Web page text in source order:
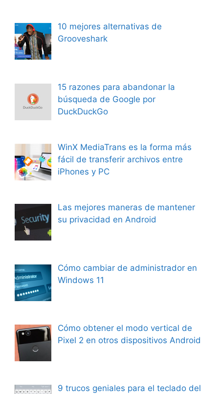
10 mejores alternativas de
Grooveshark
15 razones para abandonar la
búsqueda de Google por
DuckDuckGo
WinX MediaTrans es la forma más
fácil de transferir archivos entre
iPhones y PC
Las mejores maneras de mantener
su privacidad en Android
Cómo cambiar de administrador en
Windows 11
Cómo obtener el modo vertical de
Pixel 2 en otros dispositivos Android
9 trucos geniales para el teclado del